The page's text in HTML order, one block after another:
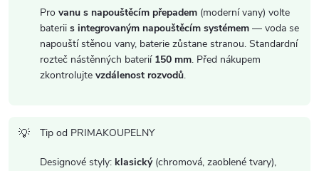
Pro vanu s napouštěcím přepadem (moderní vany) volte
baterii s integrovaným napouštěcím systémem — voda se
napouští stěnou vany, baterie zůstane stranou. Standardní
rozteč nástěnných baterií 150 mm. Před nákupem
zkontrolujte vzdálenost rozvodů.
Tip od PRIMAKOUPELNY
Designové styly: klasický(chromová, zaoblené tvary),